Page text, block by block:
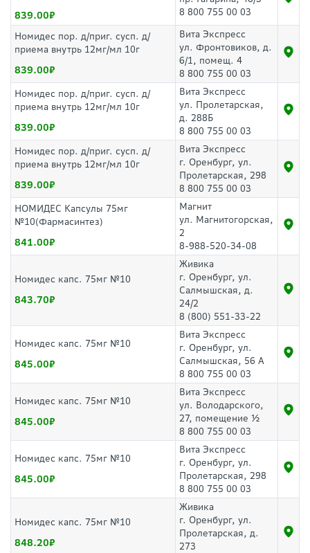
839.00
8 800 755 00 03
Номидес пор. д/приг. сусп. д/
приема внутрь 12мг/мл 10г
839.00
Вита Экспресс
ул. Фронтовиков, д.
6/1, помещ. 4
8 800 755 00 03
Номидес пор. д/приг. сусп. д/
приема внутрь 12мг/мл 10г
839.00
Вита Экспресс
ул. Пролетарская,
д. 288Б
8 800 755 00 03
Номидес пор. д/приг. сусп. д/
приема внутрь 12мг/мл 10г
839.00
Вита Экспресс
г. Оренбург, ул.
Пролетарская, 298
8 800 755 00 03
НОМИДЕС Капсулы 75мг
№10(Фармасинтез)
841.00
Магнит
ул. Магнитогорская,
2
8-988-520-34-08
Номидес капс. 75мг №10
843.70
Живика
г. Оренбург, ул.
Салмышская, д.
24/2
8 (800) 551-33-22
Номидес капс. 75мг №10
845.00
Вита Экспресс
г. Оренбург, ул.
Салмышская, 56 А
8 800 755 00 03
Номидес капс. 75мг №10
845.00
Вита Экспресс
ул. Володарского,
27, помещение ½
8 800 755 00 03
Номидес капс. 75мг №10
845.00
Вита Экспресс
г. Оренбург, ул.
Пролетарская, 298
8 800 755 00 03
Номидес капс. 75мг №10
848.20
Живика
г. Оренбург, ул.
Пролетарская, д.
273